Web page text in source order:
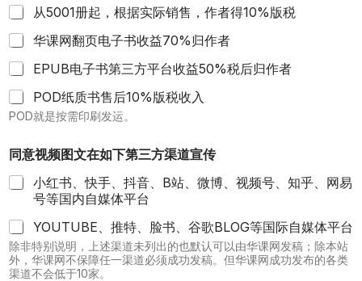
从5001册起，根据实际销售，作者得10%版税
华课网翻页电子书收益70%归作者
EPUB电子书第三方平台收益50%税后归作者
POD纸质书售后10%版税收入
POD就是按需印刷发运。
同意视频图文在如下第三方渠道宣传
小红书、快手、抖音、B站、微博、视频号、知乎、网易
号等国内自媒体平台
YOUTUBE、推特、脸书、谷歌BLOG等国际自媒体平台
除非特别说明，上述渠道未列出的也默认可以由华课网发稿；除本站
外，华课网不保障任一渠道必须成功发稿。但华课网成功发布的各类
渠道不会低于10家。